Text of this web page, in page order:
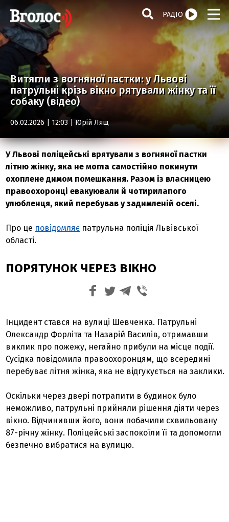
РАДІО
Витягли з вогняної пастки: у Львові
патрульні крізь вікно рятували жінку та її
собаку (відео)
06.02.2026 | 12:03 | Юрій Лящ
У Львові поліцейські врятували з вогняної пастки
літню жінку, яка не могла самостійно покинути
охоплене димом помешкання. Разом із власницею
правоохоронці евакуювали й чотирилапого
улюбленця, який перебував у задимленій оселі.
Про це повідомляє патрульна поліція Львівської
області.
ПОРЯТУНОК ЧЕРЕЗ ВІКНО
Інцидент стався на вулиці Шевченка. Патрульні
Олександр Форліта та Назарій Василів, отримавши
виклик про пожежу, негайно прибули на місце події.
Сусідка повідомила правоохоронцям, що всередині
перебуває літня жінка, яка не відгукується на заклики.
Оскільки через двері потрапити в будинок було
неможливо, патрульні прийняли рішення діяти через
вікно. Відчинивши його, вони побачили схвильовану
87-річну жінку. Поліцейські заспокоїли її та допомогли
безпечно вибратися на вулицю.